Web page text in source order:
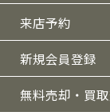
来店予約
新規会員登録
無料売却・買